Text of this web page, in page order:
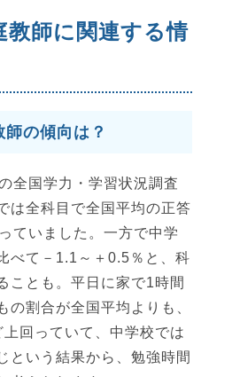
教師に関連する情
の傾向は？
全国学力・学習状況調査
は全科目で全国平均の正答
ていました。一方で中学
べて－1.1～＋0.5％と、科
ことも。平日に家で1時間
の割合が全国平均よりも、
回っていて、中学校では
という結果から、勉強時間